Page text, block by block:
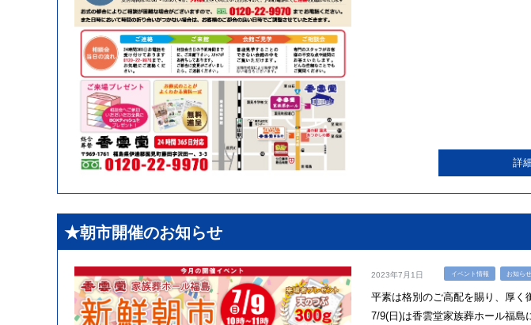
詳
★朝市開催のお知らせ
2023年7月1日 イベント情報 お知らせ
平素は格別のご高配を賜り、厚く
7/9(日)は香雲堂家族葬ホール福島